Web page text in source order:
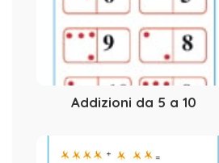
Addizioni da 5 a 10